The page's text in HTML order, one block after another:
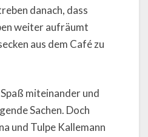
danach, dass
weiter aufräumt
aus dem Café zu
miteinander und
Sachen. Doch
und Tulpe Kallemann